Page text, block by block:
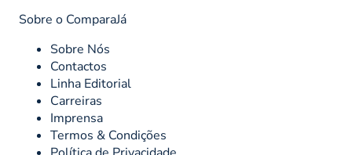
Sobre o ComparaJá
Sobre Nós
Contactos
Linha Editorial
Carreiras
Imprensa
Termos & Condições